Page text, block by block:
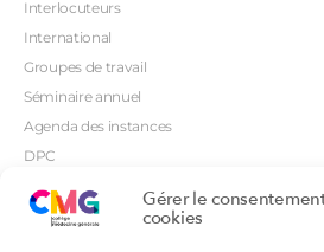
Gérer le
cookies
Interlocuteurs
International
Groupes de travail
Séminaire annuel
Agenda des instances
DPC
CSI
Orientations prioritaires